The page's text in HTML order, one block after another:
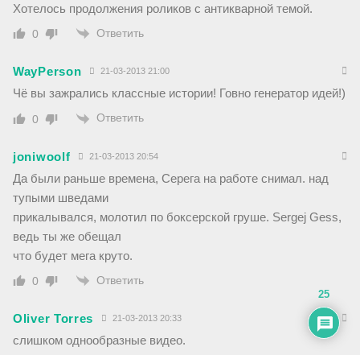
Хотелось продолжения роликов с антикварной темой.
0 Ответить
WayPerson 21-03-2013 21:00
Чё вы зажрались классные истории! Говно генератор идей!)
0 Ответить
joniwoolf 21-03-2013 20:54
Да были раньше времена, Серега на работе снимал. над
тупыми шведами
прикалывался, молотил по боксерской груше. Sergej Gess,
ведь ты же обещал
что будет мега круто.
0 Ответить
Oliver Torres 21-03-2013 20:33
слишком однообразные видео.
25